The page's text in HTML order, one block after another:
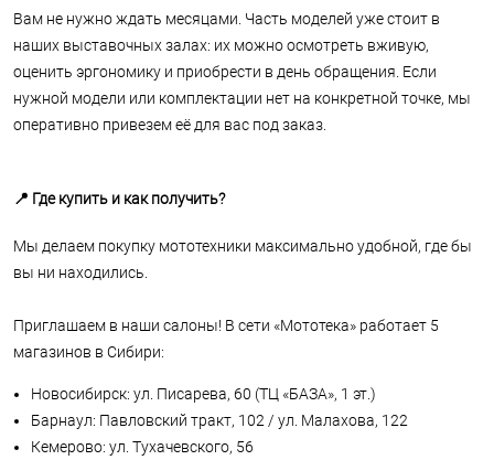
Вам не нужно ждать месяцами. Часть моделей уже стоит в
наших выставочных залах: их можно осмотреть вживую,
оценить эргономику и приобрести в день обращения. Если
нужной модели или комплектации нет на конкретной точке, мы
оперативно привезем её для вас под заказ.
📍 Где купить и как получить?
Мы делаем покупку мототехники максимально удобной, где бы
вы ни находились.
Приглашаем в наши салоны! В сети «Мототека» работает 5
магазинов в Сибири:
Новосибирск: ул. Писарева, 60 (ТЦ «БАЗА», 1 эт.)
Барнаул: Павловский тракт, 102 / ул. Малахова, 122
Кемерово: ул. Тухачевского, 56